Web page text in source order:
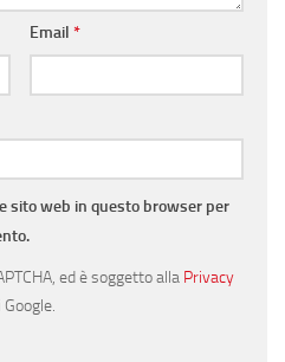
Email *
sito web in questo browser per
ed è soggetto alla Privacy
Google.